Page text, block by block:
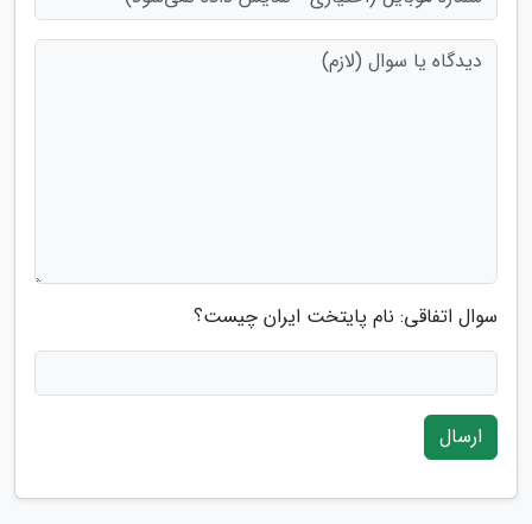
سوال اتفاقی: نام پایتخت ایران چیست؟
ارسال